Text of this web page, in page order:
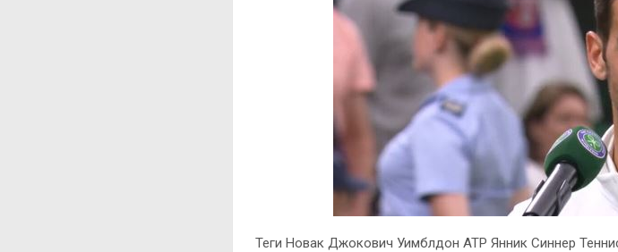
Теги Новак Джокович Уимблдон ATP Янник Синнер